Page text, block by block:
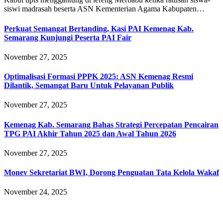
siswi madrasah beserta ASN Kementerian Agama Kabupaten…
Perkuat Semangat Bertanding, Kasi PAI Kemenag Kab.
Semarang Kunjungi Peserta PAI Fair
November 27, 2025
Optimalisasi Formasi PPPK 2025: ASN Kemenag Resmi
Dilantik, Semangat Baru Untuk Pelayanan Publik
November 27, 2025
Kemenag Kab. Semarang Bahas Strategi Percepatan Pencairan
TPG PAI Akhir Tahun 2025 dan Awal Tahun 2026
November 27, 2025
Monev Sekretariat BWI, Dorong Penguatan Tata Kelola Wakaf
November 24, 2025